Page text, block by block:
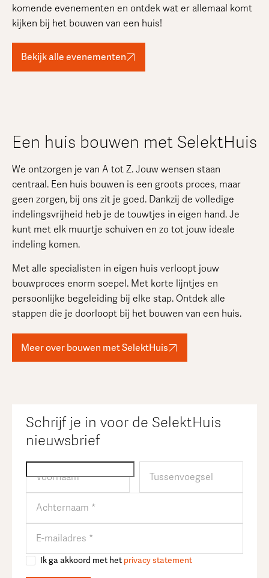
komende evenementen en ontdek wat er allemaal komt
kijken bij het bouwen van een huis!
Bekijk alle evenementen
Een huis bouwen met SelektHuis
We ontzorgen je van A tot Z. Jouw wensen staan
centraal. Een huis bouwen is een groots proces, maar
geen zorgen, bij ons zit je goed. Dankzij de volledige
indelingsvrijheid heb je de touwtjes in eigen hand. Je
kunt met elk muurtje schuiven en zo tot jouw ideale
indeling komen.
Met alle specialisten in eigen huis verloopt jouw
bouwproces enorm soepel. Met korte lijntjes en
persoonlijke begeleiding bij elke stap. Ontdek alle
stappen die je doorloopt bij het bouwen van een huis.
Meer over bouwen met SelektHuis
Schrijf je in voor de SelektHuis
nieuwsbrief
Ik ga akkoord met het privacy statement